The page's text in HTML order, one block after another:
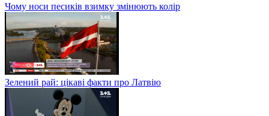
Чому носи песиків взимку змінюють колір
Зелений рай: цікаві факти про Латвію